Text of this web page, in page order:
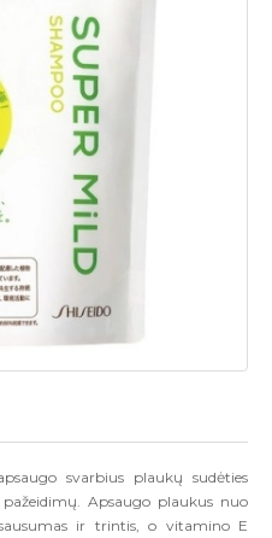
svarbius plaukų sudėties
Apsaugo plaukus nuo
ir trintis, o vitamino E